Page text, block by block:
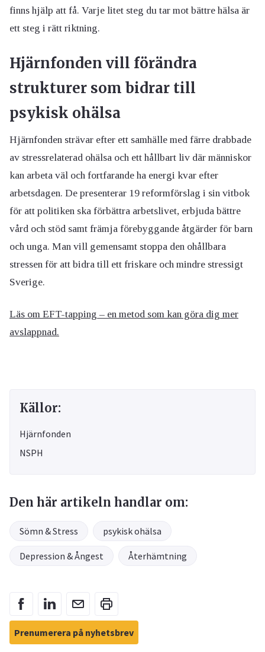
finns hjälp att få. Varje litet steg du tar mot bättre hälsa är
ett steg i rätt riktning.
Hjärnfonden vill förändra
strukturer som bidrar till
psykisk ohälsa
Hjärnfonden strävar efter ett samhälle med färre drabbade
av stressrelaterad ohälsa och ett hållbart liv där människor
kan arbeta väl och fortfarande ha energi kvar efter
arbetsdagen. De presenterar 19 reformförslag i sin vitbok
för att politiken ska förbättra arbetslivet, erbjuda bättre
vård och stöd samt främja förebyggande åtgärder för barn
och unga. Man vill gemensamt stoppa den ohållbara
stressen för att bidra till ett friskare och mindre stressigt
Sverige.
Läs om EFT-tapping – en metod som kan göra dig mer
avslappnad.
Källor:
Hjärnfonden
NSPH
Den här artikeln handlar om:
Sömn & Stress psykisk ohälsa
Depression & Ångest Återhämtning
Prenumerera på nyhetsbrev